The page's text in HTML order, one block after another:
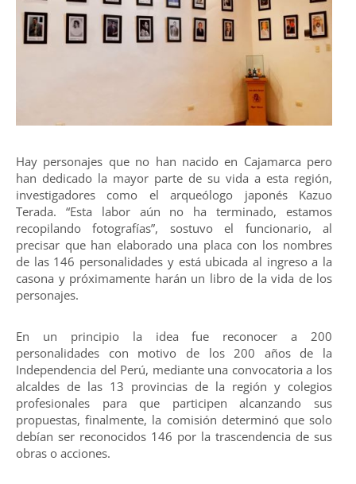
Hay personajes que no han nacido en Cajamarca pero
han dedicado la mayor parte de su vida a esta región,
investigadores como el arqueólogo japonés Kazuo
Terada. “Esta labor aún no ha terminado, estamos
recopilando fotografías”, sostuvo el funcionario, al
precisar que han elaborado una placa con los nombres
de las 146 personalidades y está ubicada al ingreso a la
casona y próximamente harán un libro de la vida de los
personajes.
En un principio la idea fue reconocer a 200
personalidades con motivo de los 200 años de la
Independencia del Perú, mediante una convocatoria a los
alcaldes de las 13 provincias de la región y colegios
profesionales para que participen alcanzando sus
propuestas, finalmente, la comisión determinó que solo
debían ser reconocidos 146 por la trascendencia de sus
obras o acciones.